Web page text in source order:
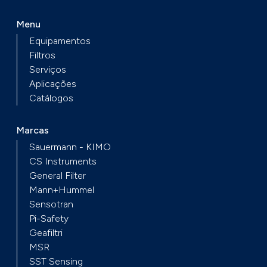
Menu
Equipamentos
Filtros
Serviços
Aplicações
Catálogos
Marcas
Sauermann - KIMO
CS Instruments
General Filter
Mann+Hummel
Sensotran
Pi-Safety
Geafiltri
MSR
SST Sensing